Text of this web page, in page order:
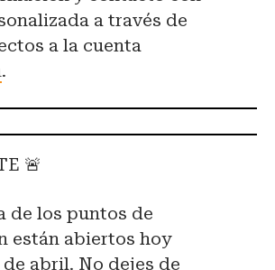
a través de
a la cuenta
.
🚨
de los puntos de
están abiertos hoy
de abril. No dejes de